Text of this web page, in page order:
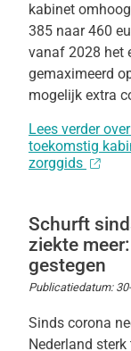
kabinet
385 naar 460
vanaf 2028 het
gemaximeerd
mogelijk extra
Lees verder
toekomstig
zorggids
Schurft
ziekte
gestegen
Publicatiedatum:
Sinds corona
Nederland